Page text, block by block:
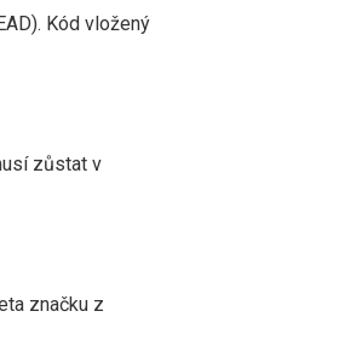
Kód vložený
zůstat v
značku z